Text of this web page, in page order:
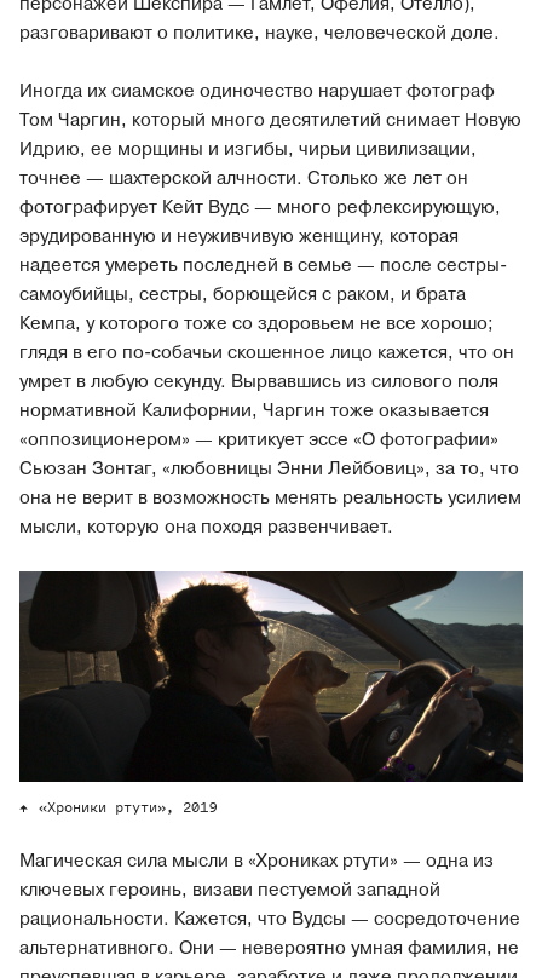
разговаривают о политике, науке, человеческой доле.
Иногда их сиамское одиночество нарушает фотограф
Том Чаргин, который много десятилетий снимает Новую
Идрию, ее морщины и изгибы, чирьи цивилизации,
точнее — шахтерской алчности. Столько же лет он
фотографирует Кейт Вудс — много рефлексирующую,
эрудированную и неуживчивую женщину, которая
надеется умереть последней в семье — после сестры-
самоубийцы, сестры, борющейся с раком, и брата
Кемпа, у которого тоже со здоровьем не все хорошо;
глядя в его по-собачьи скошенное лицо кажется, что он
умрет в любую секунду. Вырвавшись из силового поля
нормативной Калифорнии, Чаргин тоже оказывается
«оппозиционером» — критикует эссе «О фотографии»
Сьюзан Зонтаг, «любовницы Энни Лейбовиц», за то, что
она не верит в возможность менять реальность усилием
мысли, которую она походя развенчивает.
«Хроники ртути», 2019
Магическая сила мысли в «Хрониках ртути» — одна из
ключевых героинь, визави пестуемой западной
рациональности. Кажется, что Вудсы — сосредоточение
альтернативного. Они — невероятно умная фамилия, не